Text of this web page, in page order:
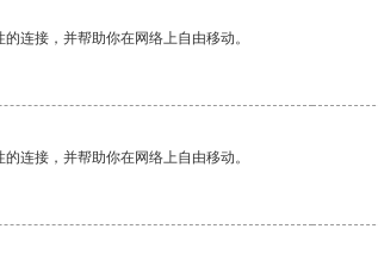
连接，并帮助你在网络上自由移动。
连接，并帮助你在网络上自由移动。